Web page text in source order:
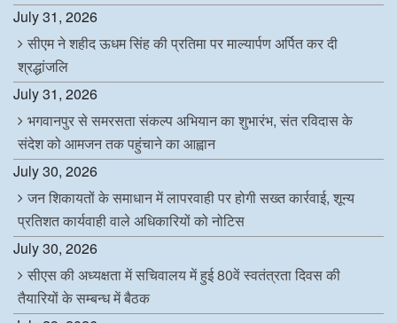
July 31, 2026
सीएम ने शहीद ऊधम सिंह की प्रतिमा पर माल्यार्पण अर्पित कर दी
श्रद्धांजलि
July 31, 2026
भगवानपुर से समरसता संकल्प अभियान का शुभारंभ, संत रविदास के
संदेश को आमजन तक पहुंचाने का आह्वान
July 30, 2026
जन शिकायतों के समाधान में लापरवाही पर होगी सख्त कार्रवाई, शून्य
प्रतिशत कार्यवाही वाले अधिकारियों को नोटिस
July 30, 2026
सीएस की अध्यक्षता में सचिवालय में हुई 80वें स्वतंत्रता दिवस की
तैयारियों के सम्बन्ध में बैठक